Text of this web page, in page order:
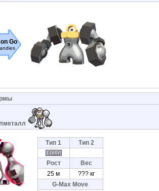
Go
Тип 1 Тип 2
Рост
Вес
25 м
??? кг
G-Max Move